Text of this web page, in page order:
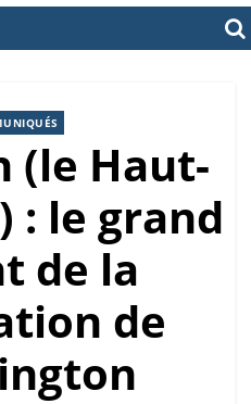
(le Haut-
: le grand
de la
de